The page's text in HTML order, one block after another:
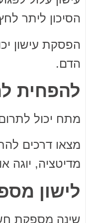
הסיכון ליתר
הפסקת עישון
הדם.
להפחית
מתח יכול
מצאו דרכים
מדיטציה, יוגה
לישון
שינה מספקת